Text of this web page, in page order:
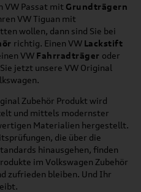
VW Passat mit Grundträgern
VW Tiguan mit
wollen, dann sind Sie bei
richtig. Einen VW Lackstift
VW Fahrradträger oder
jetzt unsere VW Original
Zubehör Produkt wird
und mittels modernster
Materialien hergestellt.
die über die
hinausgehen, finden
im Volkswagen Zubehör
zufrieden bleiben. Und Ihr